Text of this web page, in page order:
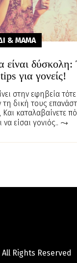
& ΜΑΜA
είναι δύσκολη:
για γονείς!
στην εφηβεία τότε
δική τους
Και καταλαβαίνετε
είσαι γονιός..
All Rights Reserved